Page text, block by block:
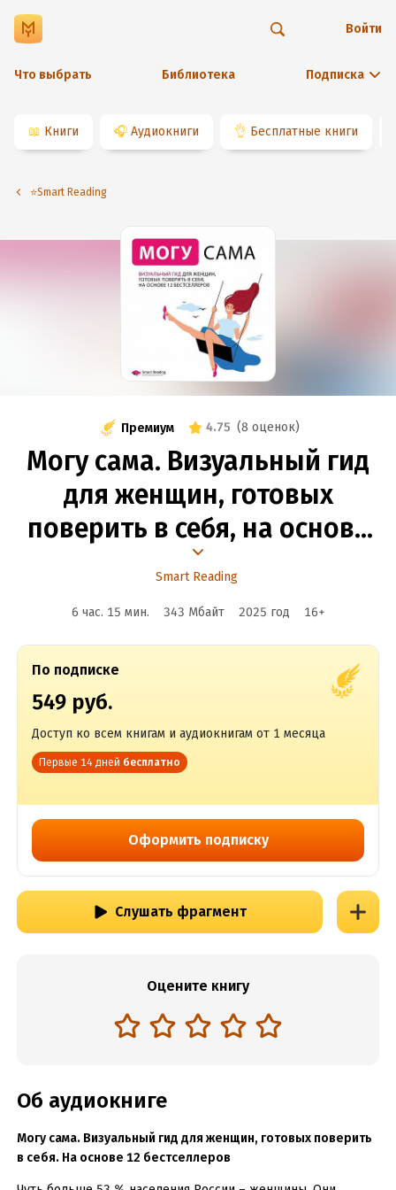
Что выбрать Библиотека Подписка
Войти
📖 Книги 🎧 Аудиокниги 👌 Бесплатные книги
⭐️Smart Reading
Премиум 4.75 (8 оценок)
Могу сама. Визуальный гид
для женщин, готовых
поверить в себя, на основе
12 бестселлеров
Smart Reading
6 час. 15 мин. 343 Мбайт 2025 год 16+
По подписке
549 руб.
Доступ ко всем книгам и аудиокнигам от 1 месяца
Первые 14 дней бесплатно
Оформить подписку
Слушать фрагмент
Оцените книгу
Об аудиокниге
Могу сама. Визуальный гид для женщин, готовых поверить
в себя. На основе 12 бестселлеров